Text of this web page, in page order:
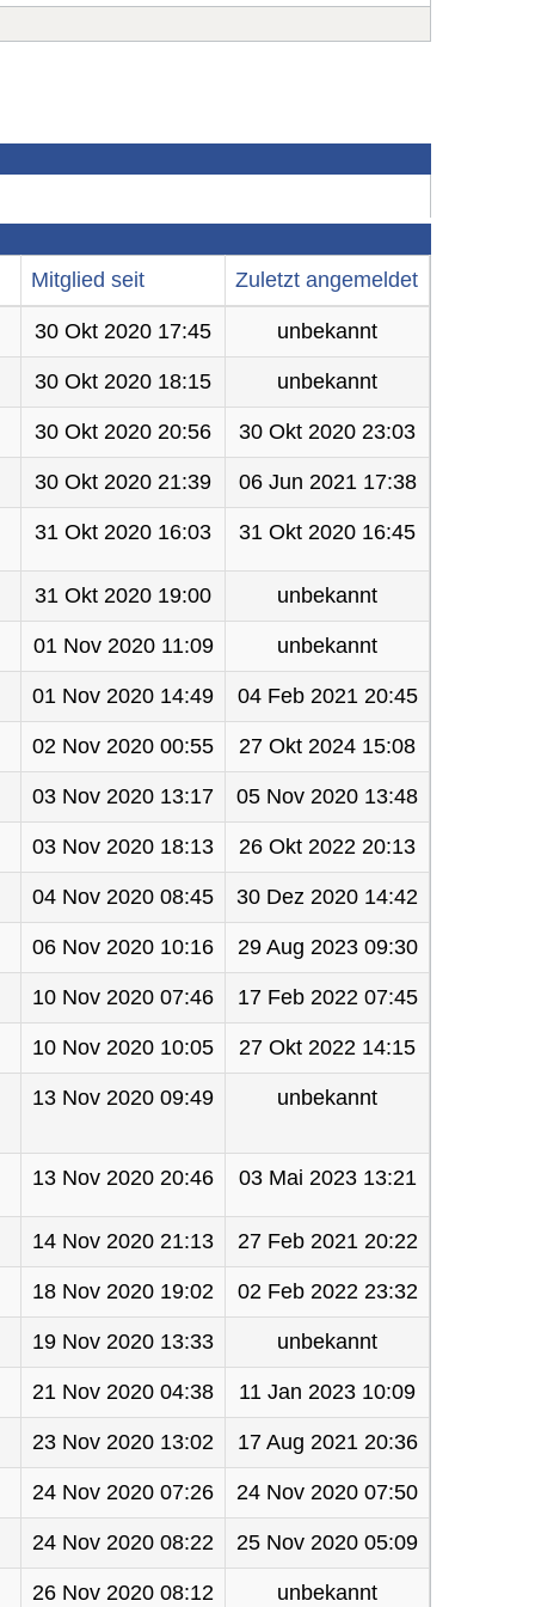
Mitglied seit Zuletzt angemeldet
30 Okt 2020 17:45 unbekannt
30 Okt 2020 18:15 unbekannt
30 Okt 2020 20:56 30 Okt 2020 23:03
30 Okt 2020 21:39 06 Jun 2021 17:38
31 Okt 2020 16:03 31 Okt 2020 16:45
31 Okt 2020 19:00 unbekannt
01 Nov 2020 11:09 unbekannt
01 Nov 2020 14:49 04 Feb 2021 20:45
02 Nov 2020 00:55 27 Okt 2024 15:08
03 Nov 2020 13:17 05 Nov 2020 13:48
03 Nov 2020 18:13 26 Okt 2022 20:13
04 Nov 2020 08:45 30 Dez 2020 14:42
06 Nov 2020 10:16 29 Aug 2023 09:30
10 Nov 2020 07:46 17 Feb 2022 07:45
10 Nov 2020 10:05 27 Okt 2022 14:15
13 Nov 2020 09:49 unbekannt
13 Nov 2020 20:46 03 Mai 2023 13:21
14 Nov 2020 21:13 27 Feb 2021 20:22
18 Nov 2020 19:02 02 Feb 2022 23:32
19 Nov 2020 13:33 unbekannt
21 Nov 2020 04:38 11 Jan 2023 10:09
23 Nov 2020 13:02 17 Aug 2021 20:36
24 Nov 2020 07:26 24 Nov 2020 07:50
24 Nov 2020 08:22 25 Nov 2020 05:09
26 Nov 2020 08:12 unbekannt